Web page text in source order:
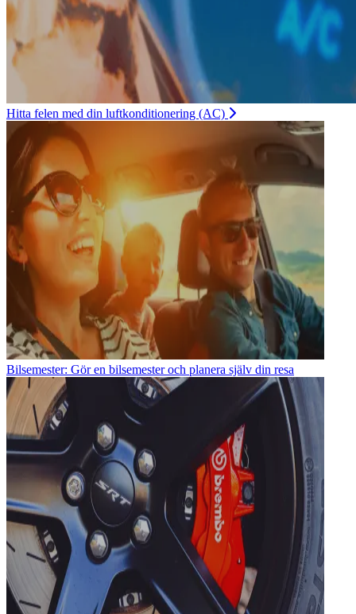
Hitta felen med din luftkonditionering (AC)
Bilsemester: Gör en bilsemester och planera själv din resa